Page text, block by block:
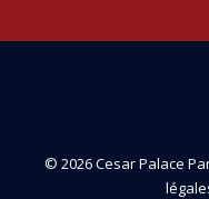
© 2026 Cesar Palace